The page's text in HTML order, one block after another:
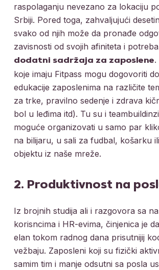
raspolaganju nevezano za lokaciju
Srbiji. Pored toga, zahvaljujući
svako od njih može da pronađe
zavisnosti od svojih afiniteta i
dodatni sadržaja za zaposlene.
koje imaju Fitpass mogu dogovoriti
edukacije zaposlenima na različite
za trke, pravilno sedenje i zdrava
bol u leđima itd). Tu su i
moguće organizovati u samo par
na bilijaru, u sali za fudbal, košarku
objektu iz naše mreže.
2. Produktivnost na
Iz brojnih studija ali i razgovora sa
korisncima i HR-evima, činjenica je
elan tokom radnog dana prisutnijij
vežbaju. Zaposleni koji su fizički
samim tim i manje odsutni sa posla